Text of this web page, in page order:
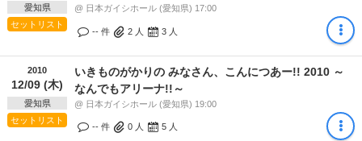
愛知県
セットリスト
@ 日本ガイシホール (愛知県) 17:00
-- 件 2 人 3 人
2010
12/09 (木)
愛知県
セットリスト
いきものがかりの みなさん、こんにつあー!! 2010 ～
なんでもアリーナ!!～
@ 日本ガイシホール (愛知県) 19:00
-- 件 0 人 5 人